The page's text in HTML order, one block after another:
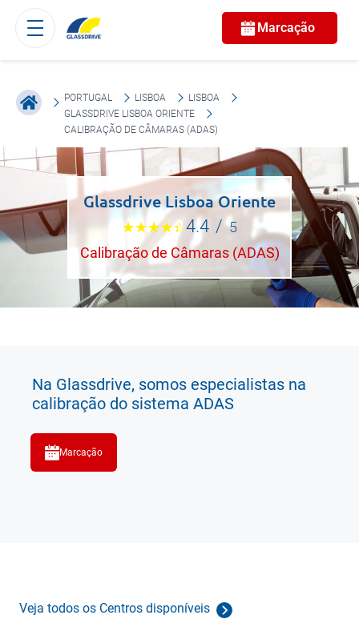
Marcação
PORTUGAL LISBOA
LISBOA
GLASSDRIVE LISBOA ORIENTE
CALIBRAÇÃO DE CÂMARAS (ADAS)
Glassdrive Lisboa Oriente
4.4 / 5
Calibração de Câmaras (ADAS)
Na Glassdrive, somos especialistas na
calibração do sistema ADAS
Marcação
Veja todos os Centros disponíveis